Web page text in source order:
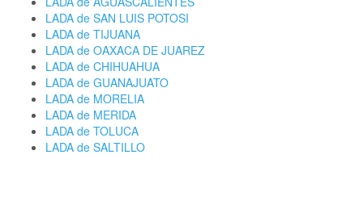
LADA de SAN LUIS POTOSI
LADA de TIJUANA
LADA de OAXACA DE JUAREZ
LADA de CHIHUAHUA
LADA de GUANAJUATO
LADA de MORELIA
LADA de MERIDA
LADA de TOLUCA
LADA de SALTILLO